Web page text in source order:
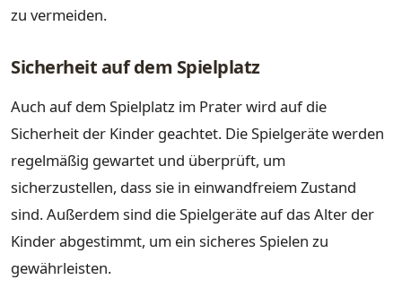
zu vermeiden.
Sicherheit auf dem Spielplatz
Auch auf dem Spielplatz im Prater wird auf die
Sicherheit der Kinder geachtet. Die Spielgeräte werden
regelmäßig gewartet und überprüft, um
sicherzustellen, dass sie in einwandfreiem Zustand
sind. Außerdem sind die Spielgeräte auf das Alter der
Kinder abgestimmt, um ein sicheres Spielen zu
gewährleisten.